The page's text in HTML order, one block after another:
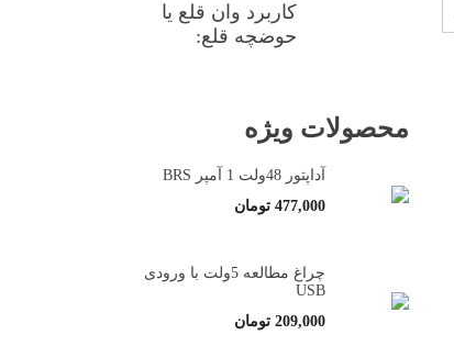
کاربرد وان قلع یا
حوضچه قلع:
محصولات ویژه
آداپتور 48ولت 1 آمپر BRS
477,000 تومان
چراغ مطالعه 5ولت با ورودی
USB
209,000 تومان